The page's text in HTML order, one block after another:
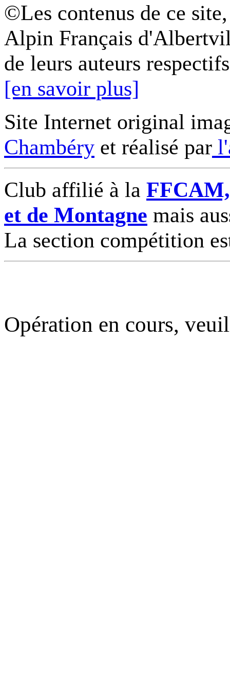
©Les contenus de ce
Alpin Français
de leurs auteurs
[en savoir plus]
Site Internet original
Chambéry et réalisé par
Club affilié à la
et de Montagne mais
La section compétition
Opération en cours,